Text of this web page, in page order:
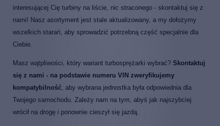
interesującej Cię turbiny na liście, nic straconego - skontaktuj się z
nami! Nasz asortyment jest stale aktualizowany, a my dołożymy
wszelkich starań, aby sprowadzić potrzebną część specjalnie dla
Ciebie.
Masz wątpliwości, który wariant turbosprężarki wybrać? Skontaktuj
się z nami - na podstawie numeru VIN zweryfikujemy
kompatybilność, aby wybrana jednostka była odpowiednia dla
Twojego samochodu. Zależy nam na tym, abyś jak najszybciej
wrócił na drogę i ponownie cieszył się jazdą.